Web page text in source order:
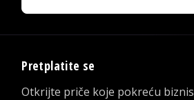
Pretplatite se
Otkrijte priče koje pokreću biznis